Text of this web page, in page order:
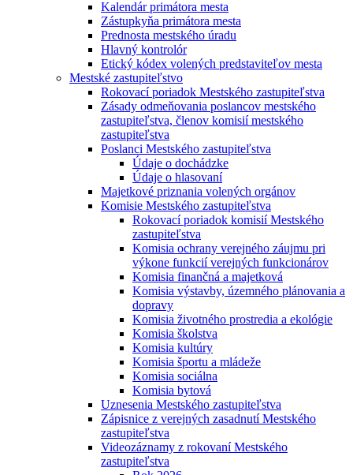
Kalendár primátora mesta
Zástupkyňa primátora mesta
Prednosta mestského úradu
Hlavný kontrolór
Etický kódex volených predstaviteľov mesta
Mestské zastupiteľstvo
Rokovací poriadok Mestského zastupiteľstva
Zásady odmeňovania poslancov mestského
zastupiteľstva, členov komisií mestského
zastupiteľstva
Poslanci Mestského zastupiteľstva
Údaje o dochádzke
Údaje o hlasovaní
Majetkové priznania volených orgánov
Komisie Mestského zastupiteľstva
Rokovací poriadok komisií Mestského
zastupiteľstva
Komisia ochrany verejného záujmu pri
výkone funkcií verejných funkcionárov
Komisia finančná a majetková
Komisia výstavby, územného plánovania a
dopravy
Komisia životného prostredia a ekológie
Komisia školstva
Komisia kultúry
Komisia športu a mládeže
Komisia sociálna
Komisia bytová
Uznesenia Mestského zastupiteľstva
Zápisnice z verejných zasadnutí Mestského
zastupiteľstva
Videozáznamy z rokovaní Mestského
zastupiteľstva